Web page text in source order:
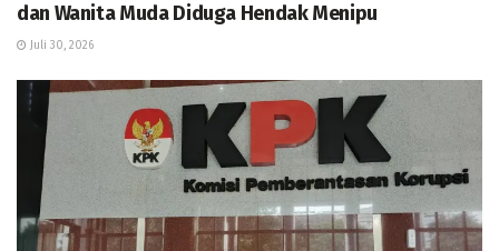
dan Wanita Muda Diduga Hendak Menipu
Juli 30, 2026